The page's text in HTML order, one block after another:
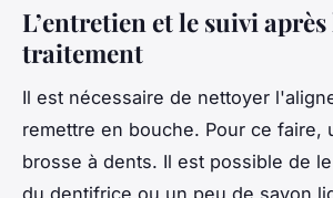
L’entretien et le suivi après
traitement
Il est nécessaire de nettoyer
remettre en bouche. Pour ce faire,
brosse à dents. Il est possible de